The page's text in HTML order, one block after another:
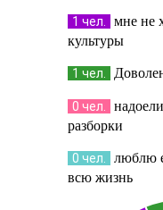
1 чел.
мне не
культуры
1 чел.
0 чел.
разборки
0 чел.
люблю
всю жизнь